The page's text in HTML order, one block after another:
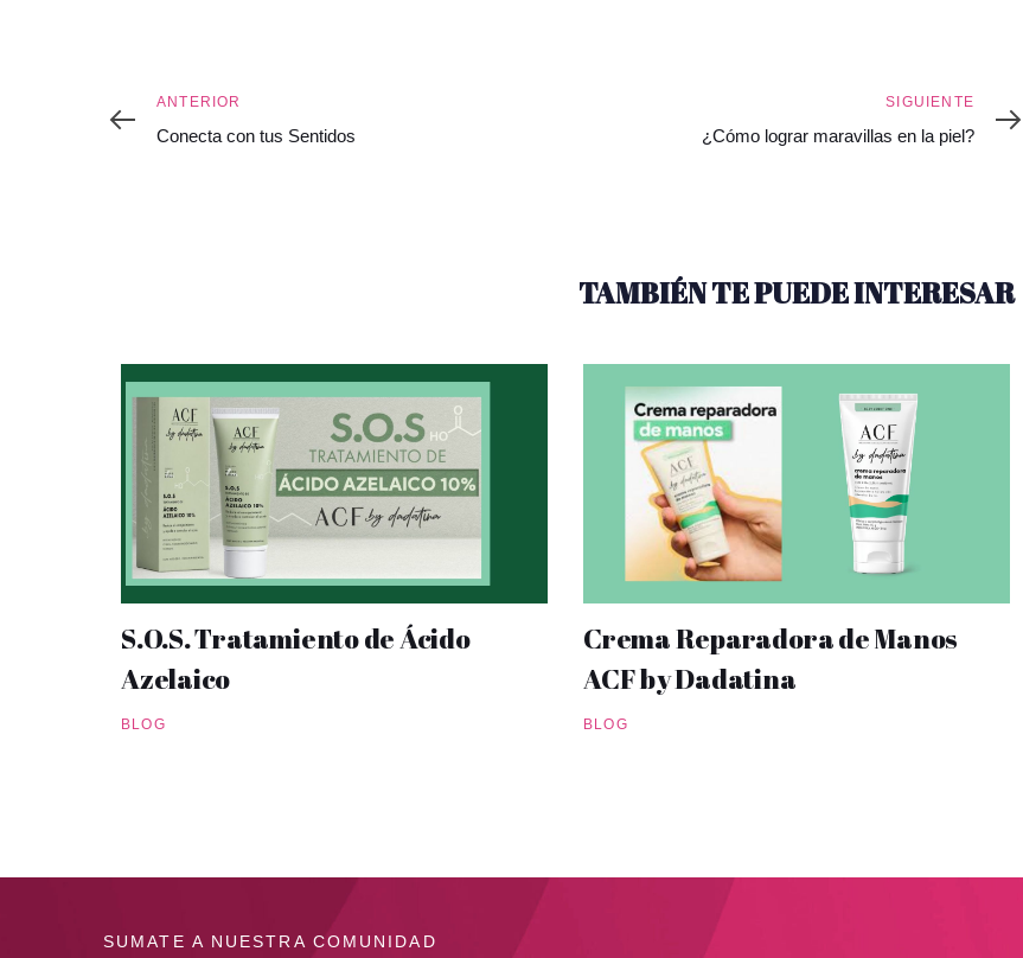
Anterior
ANTERIOR
Conecta con tus Sentidos
SIGUIENTE
¿Cómo lograr maravillas en la piel?
TAMBIÉN TE PUEDE INTERESAR
S.O.S. Tratamiento de Ácido
Azelaico
BLOG
Crema Reparadora de Manos
ACF by Dadatina
BLOG
SUMATE A NUESTRA COMUNIDAD